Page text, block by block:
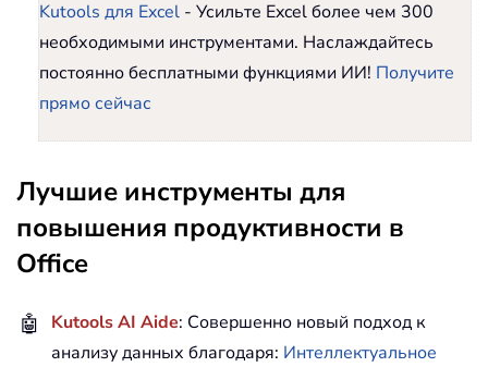
Kutools для Excel - Усильте Excel более чем 300
необходимыми инструментами. Наслаждайтесь
постоянно бесплатными функциями ИИ! Получите
прямо сейчас
Лучшие инструменты для
повышения продуктивности в
Office
🤖 Kutools AI Aide: Совершенно новый подход к
анализу данных благодаря: Интеллектуальное